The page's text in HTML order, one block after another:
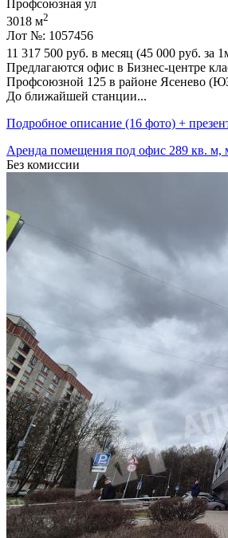
Профсоюзная ул
3018 м2
Лот №: 1057456
11 317 500 руб. в месяц (45 000 руб. за
Предлагаются офис в Бизнес-центре
Профсоюзной 125 в районе Ясенево
До ближайшей станции...
Подробное описание (16 фото) +
Аренда помещения под офис 289 кв. м,
Без комиссии